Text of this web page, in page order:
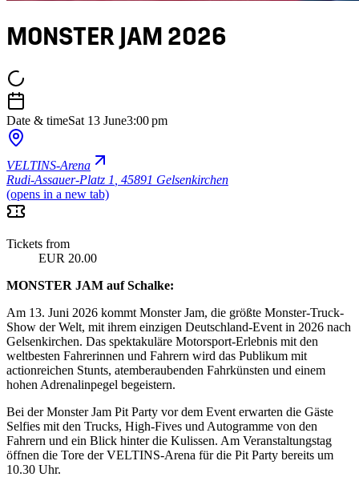
MONSTER JAM 2026
Date & timeSat 13 June3:00 pm
VELTINS-Arena
Rudi-Assauer-Platz 1 45891 Gelsenkirchen
(opens in a new tab)
Tickets from
EUR 20.00
MONSTER JAM auf Schalke:
Am 13. Juni 2026 kommt Monster Jam, die größte Monster-Truck-
Show der Welt, mit ihrem einzigen Deutschland-Event in 2026 nach
Gelsenkirchen. Das spektakuläre Motorsport-Erlebnis mit den
weltbesten Fahrerinnen und Fahrern wird das Publikum mit
actionreichen Stunts, atemberaubenden Fahrkünsten und einem
hohen Adrenalinpegel begeistern.
Bei der Monster Jam Pit Party vor dem Event erwarten die Gäste
Selfies mit den Trucks, High-Fives und Autogramme von den
Fahrern und ein Blick hinter die Kulissen. Am Veranstaltungstag
öffnen die Tore der VELTINS-Arena für die Pit Party bereits um
10.30 Uhr.